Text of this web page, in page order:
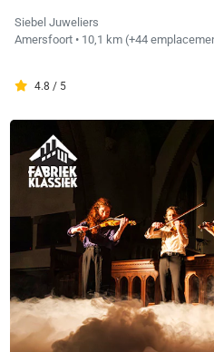
Siebel Juweliers
Amersfoort • 10,1 km (+44
4.8 / 5